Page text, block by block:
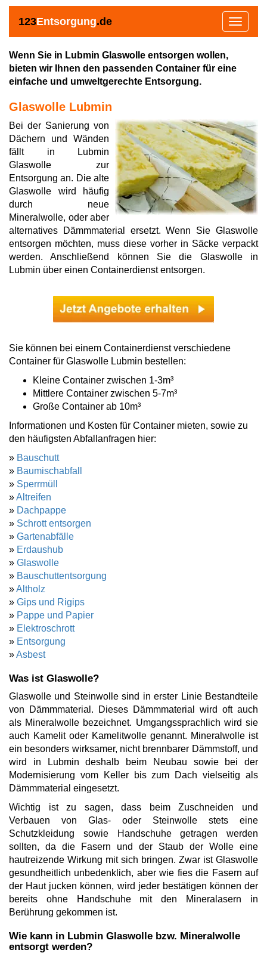
123Entsorgung.de
Toggle
Wenn Sie in Lubmin Glaswolle entsorgen wollen,
bieten wir Ihnen den passenden Container für eine
einfache und umweltgerechte Entsorgung.
Glaswolle Lubmin
Bei der Sanierung von
Dächern und Wänden
fällt in Lubmin
Glaswolle zur
Entsorgung an. Die alte
Glaswolle wird häufig
durch neue
Mineralwolle, oder aber
alternatives Dämmmaterial ersetzt. Wenn Sie Glaswolle
entsorgen möchten, muss diese vorher in Säcke verpackt
werden. Anschließend können Sie die Glaswolle in
Lubmin über einen Containerdienst entsorgen.
Sie können bei einem Containerdienst verschiedene
Container für Glaswolle Lubmin bestellen:
Kleine Container zwischen 1-3m³
Mittlere Container zwischen 5-7m³
Große Container ab 10m³
Informationen und Kosten für Container mieten, sowie zu
den häufigsten Abfallanfragen hier:
» Bauschutt
» Baumischabfall
» Sperrmüll
»Altreifen
» Dachpappe
» Schrott entsorgen
» Gartenabfälle
» Erdaushub
» Glaswolle
» Bauschuttentsorgung
»Altholz
» Gips und Rigips
» Pappe und Papier
» Elektroschrott
» Entsorgung
»Asbest
Was ist Glaswolle?
Glaswolle und Steinwolle sind in erster Linie Bestandteile
von Dämmmaterial. Dieses Dämmmaterial wird oft auch
als Mineralwolle bezeichnet. Umgangssprachlich wird sie
auch Kamelit oder Kamelitwolle genannt. Mineralwolle ist
ein besonders wirksamer, nicht brennbarer Dämmstoff, und
wird in Lubmin deshalb beim Neubau sowie bei der
Modernisierung vom Keller bis zum Dach vielseitig als
Dämmmaterial eingesetzt.
Wichtig ist zu sagen, dass beim Zuschneiden und
Verbauen von Glas- oder Steinwolle stets eine
Schutzkleidung sowie Handschuhe getragen werden
sollten, da die Fasern und der Staub der Wolle eine
hautreizende Wirkung mit sich bringen. Zwar ist Glaswolle
gesundheitlich unbedenklich, aber wie fies die Fasern auf
der Haut jucken können, wird jeder bestätigen können der
bereits ohne Handschuhe mit den Mineralasern in
Berührung gekommen ist.
Wie kann in Lubmin Glaswolle bzw. Mineralwolle
entsorgt werden?